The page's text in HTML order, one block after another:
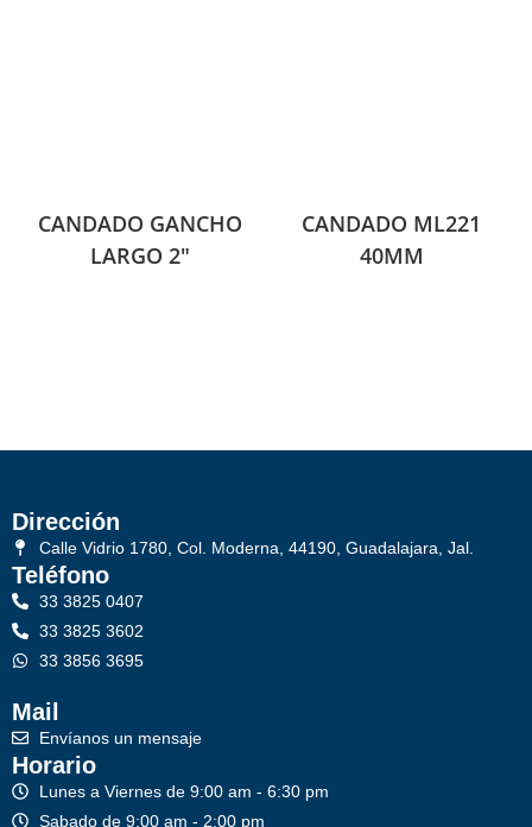
CANDADO GANCHO
LARGO 2″
CANDADO ML221
40MM
Dirección
Calle Vidrio 1780, Col. Moderna, 44190, Guadalajara, Jal.
Teléfono
33 3825 0407
33 3825 3602
33 3856 3695
Mail
Envíanos un mensaje
Horario
Lunes a Viernes de 9:00 am - 6:30 pm
Sabado de 9:00 am - 2:00 pm